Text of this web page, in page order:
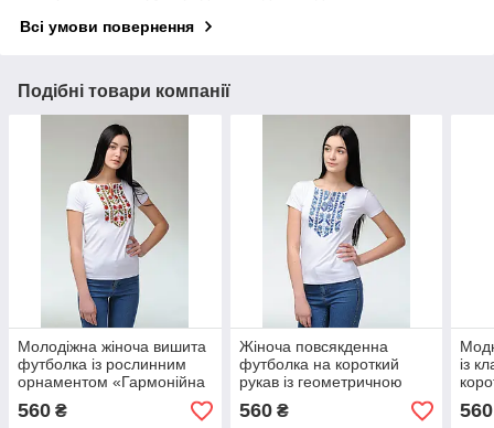
Всі умови повернення
Подібні товари компанії
Молодіжна жіноча вишита
футболка із рослинним
орнаментом «Гармонійна
560 ₴
Жіноча повсякденна
футболка на короткий
рукав із геометричною
природна експресія»
560₴
із
560